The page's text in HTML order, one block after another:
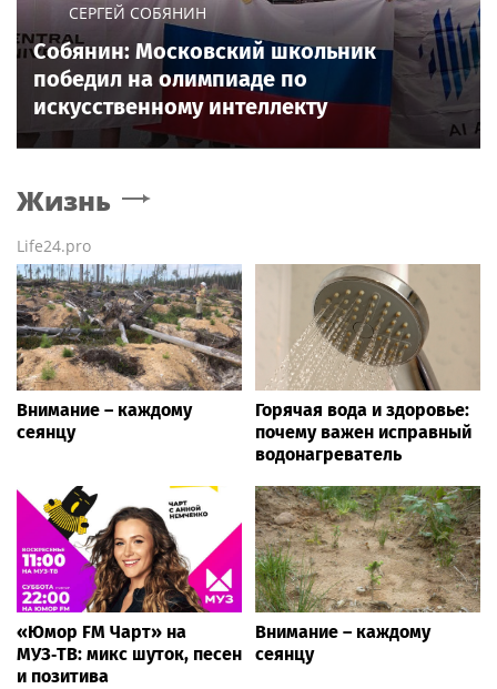
СЕРГЕЙ СОБЯНИН
Собянин: Московский школьник
победил на олимпиаде по
искусственному интеллекту
Жизнь
Life24.pro
Внимание – каждому
сеянцу
Горячая вода и здоровье:
почему важен исправный
водонагреватель
«Юмор FM Чарт» на
МУЗ‑ТВ: микс шуток, песен
и позитива
Внимание – каждому
сеянцу